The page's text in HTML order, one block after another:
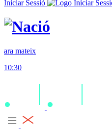
Iniciar Sessió
ara mateix
10:30